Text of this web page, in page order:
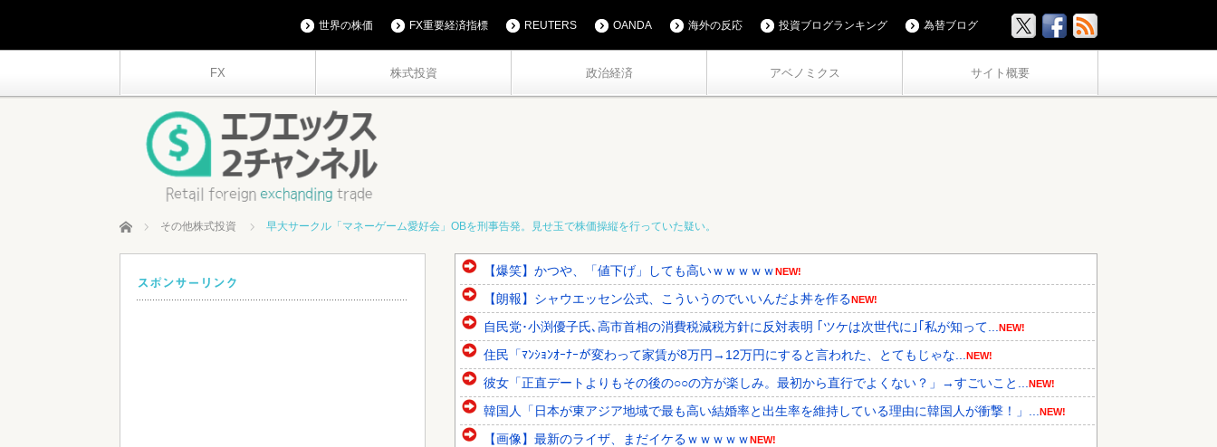
FX 株式投資 政治経済 アベノミクス サイト概要
世界の株価 FX重要経済指標 REUTERS OANDA 海外の反応 投資ブログランキング 為替ブログ
ホーム その他株式投資 早大サークル「マネーゲーム愛好会」OBを刑事告発。見せ玉で株価操縦を行っていた疑い。
【爆笑】かつや、「値下げ」しても高いｗｗｗｗｗNEW!
【朗報】シャウエッセン公式、こういうのでいいんだよ丼を作るNEW!
自民党･小渕優子氏､高市首相の消費税減税方針に反対表明 ｢ツケは次世代に｣｢私が知って... NEW!
住民「ﾏﾝｼｮﾝｵｰﾅｰが変わって家賃が8万円→12万円にすると言われた、とてもじゃな... NEW!
彼女「正直デートよりもその後の○○の方が楽しみ。最初から直行でよくない？」→すごいこと... NEW!
韓国人「日本が東アジア地域で最も高い結婚率と出生率を維持している理由に韓国人が衝撃！」... NEW!
【画像】最新のライザ、まだイケるｗｗｗｗｗNEW!
スポンサーリンク